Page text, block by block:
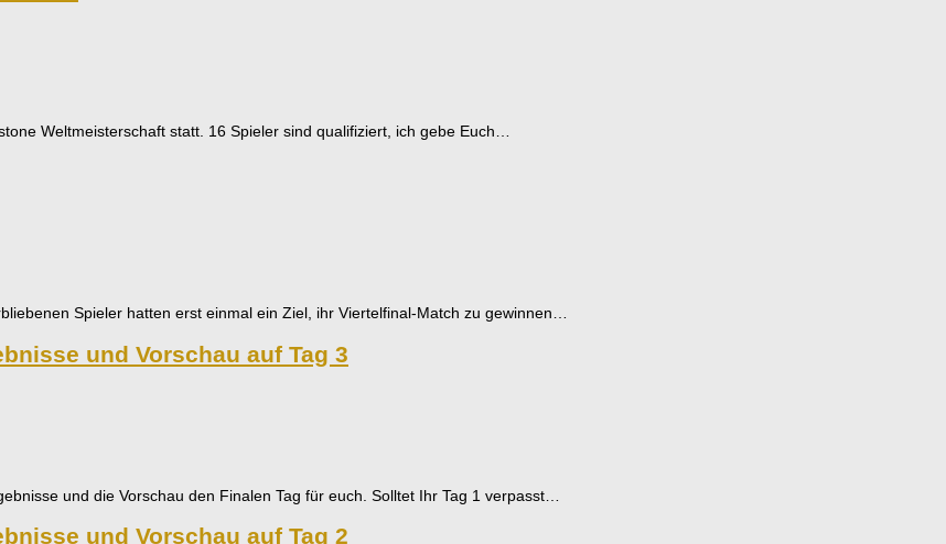
Weltmeisterschaft statt. 16 Spieler sind qualifiziert, ich gebe Euch…
Spieler hatten erst einmal ein Ziel, ihr Viertelfinal-Match zu gewinnen…
und Vorschau auf Tag 3
und die Vorschau den Finalen Tag für euch. Solltet Ihr Tag 1 verpasst…
und Vorschau auf Tag 2